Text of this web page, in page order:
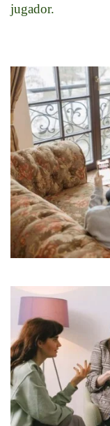
jugador.